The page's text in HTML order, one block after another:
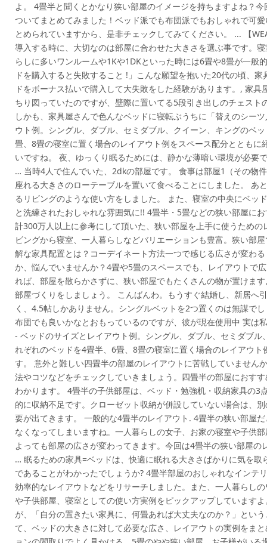
よ。 4畳半と聞くとかなり狭い部屋のイメージを持ちますよね？
ついてまとめてみました！ベッド派でも布団派でもおしゃれで可
とめられていますから、是非チェックしてみてください。 ... 【
導入する時に、大切なのは部屋に合わせた大きさを選ぶ事です。
らしに多いワンルームや1Kや1DKといった時には6畳や8畳が一般
ドを購入すると失敗すること !」こんな願望を抱いた20代の頃、
ドをボーナス払いで購入して大失敗をした経験があります。, 家
ちり図っていたのですが、壁際に置いてる5段引き出しのチェス
しかも、家具屋さんで色んなベッドに寝転ぶうちに「替えのシー
ウト例。シングル、ダブル、セミダブル、クイーン、キングのベ
畳、8畳の寝室に置く場合のレイアウト例をスペース配分ととも
いですね。 夜、ゆっくり眠るためには、静かな薄暗い環境が必要
… 当時4人で住んでいた、2dkの部屋です。 食事は部屋1（その物
座れる大きさのローテーブルを置いて食べることにしました。 あ
るリビングのような使い方をしました。 また、寝室の中央にベッ
と洗練されたおしゃれな雰囲気に!! 4畳半・5畳などの狭い部屋に
計300万人以上に参考にして頂いた、狭い部屋を上手に使うため
ビングから寝室、一人暮らしなどバリエーションも豊富。狭い部
解な家具配置とは？コーデイネート方法一つで感じる広さが変わ
か、悩んでいませんか？4畳や5畳のスペースでも、レイアウトで
れば、部屋を散らかさずに、狭い部屋でもたくさんの物が置けま
部屋づくりをしましょう。 こんばんわ。もうすぐ結婚し、新居へ
く、4.5帖しかありません。シングルベットを2つ置くのは無謀で
布団でも良いかなとおもっているのですが、彼が現在使用中 実は
- ベッドのサイズとレイアウト例。シングル、ダブル、セミダブ
れぞれのベッドを4畳半、6畳、8畳の寝室に置く場合のレイアウ
す。 意外と難しい四畳半の部屋のレイアウトに苦戦していません
法やコツなどをチェックしていきましょう。四畳半の部屋におす
わかります。 4畳半の子供部屋は、ベッド・勉強机・収納家具の3
的に収納不足です。クローゼット収納が併設していない場合は、
要が出てきます。 一般的な4畳半のレイアウト. 4畳半の狭い部屋
なくなってしまいますね。一人暮らしの女子、お家の寝室や子供
よっても部屋の広さが変わってきます。今回は4畳半の狭い部屋
… 眠るための家具=ベッドは、快適に眠れる大きさばかりに気を
であることがわかったでしょうか? 4畳半部屋のおしゃれなインテ
効率的なレイアウトなどをリサーチしました。また、一人暮らし
や子供部屋、寝室としての使い方実例をピックアップしています
が、「自分の置きたい家具に、何畳あれば大丈夫なのか？」とい
て、ベッドの大きさに対して必要な広さ、レイアウトの実例をま